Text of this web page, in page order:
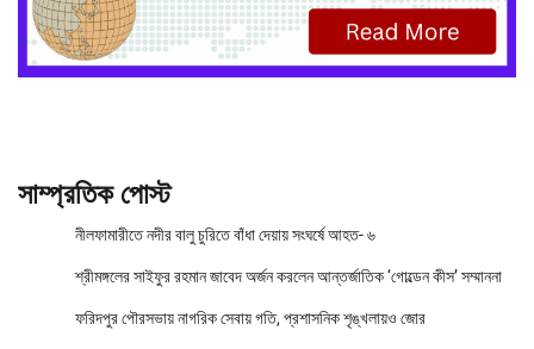
সাম্প্রতিক পোস্ট
নীলফামারীতে নদীর বালু চুরিতে বাঁধা দেয়ায় সংঘর্ষে আহত- ৬
শ্রীমঙ্গলের সাইফুর রহমান জাবেদ অর্জন করলেন আন্তর্জাতিক ‘গোল্ডেন কীস’ সম্মাননা
ফরিদপুর পৌরসভায় নাগরিক সেবায় গতি, প্রশাসনিক শৃঙ্খলায়ও জোর